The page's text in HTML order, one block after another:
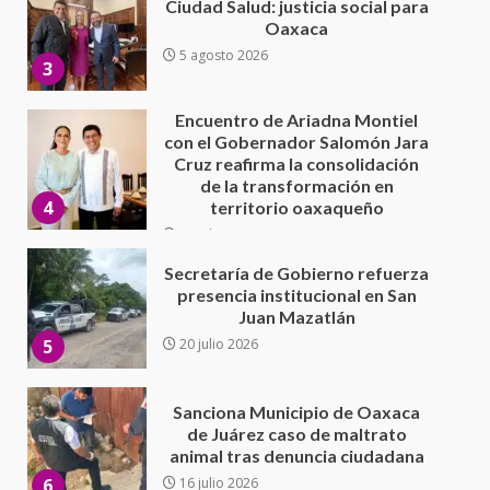
4
Cruz reafirma la consolidación
de la transformación en
5
Secretaría de Gobierno refuerza
presencia institucional en San
Juan Mazatlán
20 julio 2026
6
Sanciona Municipio de Oaxaca
de Juárez caso de maltrato
animal tras denuncia ciudadana
16 julio 2026
California; FGR lo investiga por
presuntos delitos de
delincuencia organizada y
contrabando